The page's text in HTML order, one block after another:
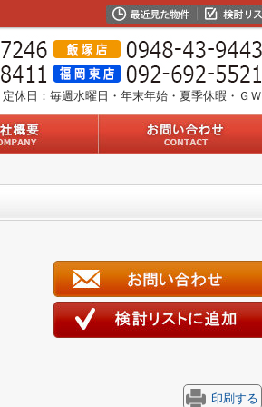
定休日：毎週水曜日・年末年始・夏季休暇・ＧＷ
印刷する